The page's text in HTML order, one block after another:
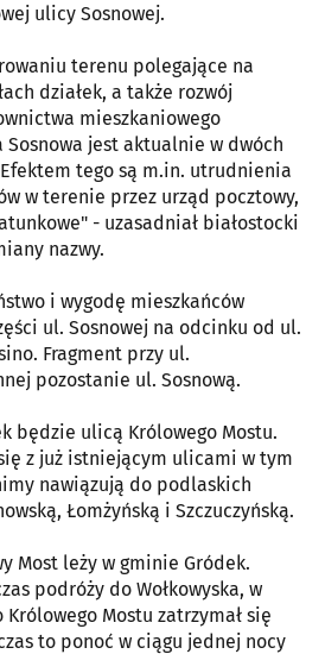
ulicy Sosnowej.
terenu polegające na
działek, a także rozwój
mieszkaniowego
Sosnowa jest aktualnie w dwóch
tego są m.in. utrudnienia
w terenie przez urząd pocztowy,
- uzasadniał białostocki
nazwy.
i wygodę mieszkańców
ul. Sosnowej na odcinku od ul.
Fragment przy ul.
pozostanie ul. Sosnową.
będzie ulicą Królowego Mostu.
z już istniejącym ulicami w tym
nawiązują do podlaskich
Łomżyńską i Szczuczyńską.
Most leży w gminie Gródek.
podróży do Wołkowyska, w
Mostu zatrzymał się
to ponoć w ciągu jednej nocy